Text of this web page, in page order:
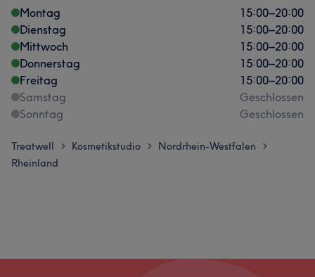
Montag
15:00–20:00
Dienstag
15:00–20:00
Mittwoch
15:00–20:00
Donnerstag
15:00–20:00
Freitag
15:00–20:00
Samstag
Geschlossen
Sonntag
Geschlossen
Treatwell > Kosmetikstudio > Nordrhein-Westfalen >
Rheinland